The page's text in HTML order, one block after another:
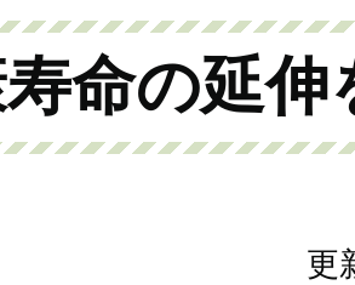
命の延伸
更